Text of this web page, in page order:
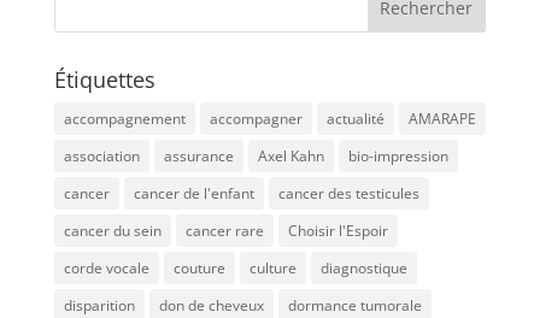
Étiquettes
accompagnement accompagner actualité
AMARAPE
association
assurance Axel Kahn
bio-impression
cancer
cancer de l'enfant
cancer des testicules
cancer du sein
cancer rare
Choisir l'Espoir
corde vocale
couture culture
diagnostique
disparition
don de cheveux
dormance tumorale